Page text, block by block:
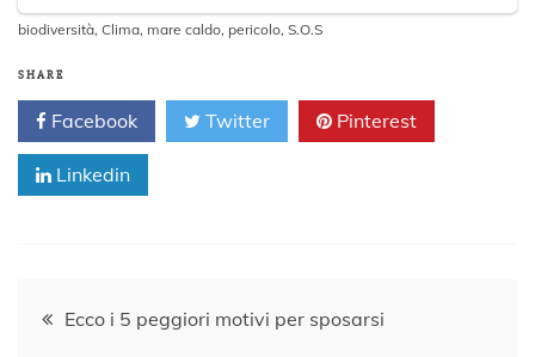
biodiversità, Clima, mare caldo, pericolo, S.O.S
SHARE
Facebook Twitter Pinterest
Linkedin
Navigazione
Ecco i 5 peggiori motivi per sposarsi